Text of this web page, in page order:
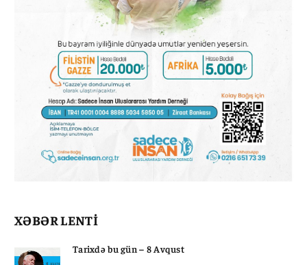
XƏBƏR LENTİ
Tarixdə bu gün – 8 Avqust